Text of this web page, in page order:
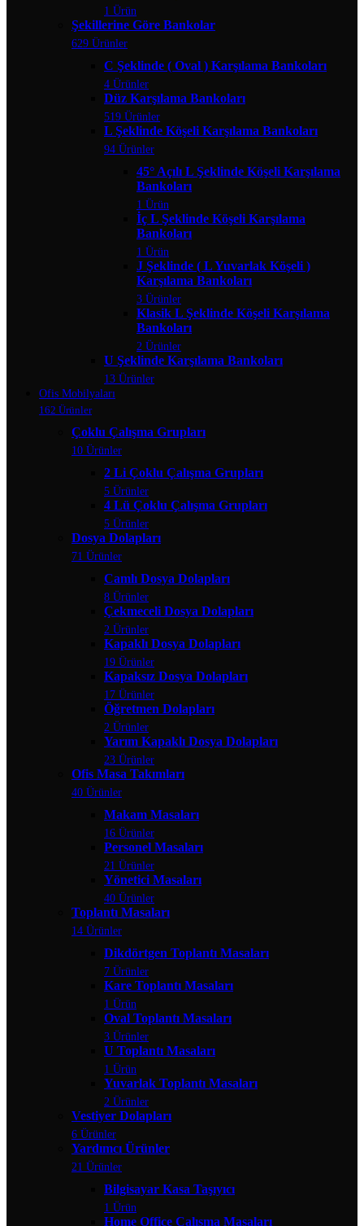
1 Ürün
Şekillerine Göre Bankolar
629 Ürünler
C Şeklinde ( Oval ) Karşılama Bankoları
4 Ürünler
Düz Karşılama Bankoları
519 Ürünler
L Şeklinde Köşeli Karşılama Bankoları
94 Ürünler
45° Açılı L Şeklinde Köşeli Karşılama
Bankoları
1 Ürün
İç L Şeklinde Köşeli Karşılama
Bankoları
1 Ürün
J Şeklinde ( L Yuvarlak Köşeli )
Karşılama Bankoları
3 Ürünler
Klasik L Şeklinde Köşeli Karşılama
Bankoları
2 Ürünler
U Şeklinde Karşılama Bankoları
13 Ürünler
Ofis Mobilyaları
162 Ürünler
Çoklu Çalışma Grupları
10 Ürünler
2 Li Çoklu Çalışma Grupları
5 Ürünler
4 Lü Çoklu Çalışma Grupları
5 Ürünler
Dosya Dolapları
71 Ürünler
Camlı Dosya Dolapları
8 Ürünler
Çekmeceli Dosya Dolapları
2 Ürünler
Kapaklı Dosya Dolapları
19 Ürünler
Kapaksız Dosya Dolapları
17 Ürünler
Öğretmen Dolapları
2 Ürünler
Yarım Kapaklı Dosya Dolapları
23 Ürünler
Ofis Masa Takımları
40 Ürünler
Makam Masaları
16 Ürünler
Personel Masaları
21 Ürünler
Yönetici Masaları
40 Ürünler
Toplantı Masaları
14 Ürünler
Dikdörtgen Toplantı Masaları
7 Ürünler
Kare Toplantı Masaları
1 Ürün
Oval Toplantı Masaları
3 Ürünler
U Toplantı Masaları
1 Ürün
Yuvarlak Toplantı Masaları
2 Ürünler
Vestiyer Dolapları
6 Ürünler
Yardımcı Ürünler
21 Ürünler
Bilgisayar Kasa Taşıyıcı
1 Ürün
Home Office Çalışma Masaları